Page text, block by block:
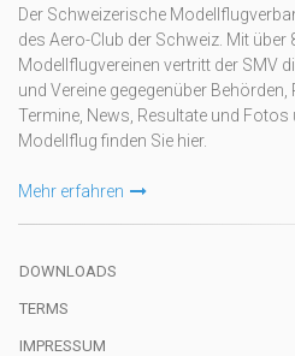
Der Schweizerische
des Aero-Club der Schweiz. Mit über
Modellflugvereinen vertritt der SMV
und Vereine gegegenüber
Termine, News, Resultate und
Modellflug finden Sie hier.
Mehr erfahren
DOWNLOADS
TERMS
IMPRESSUM